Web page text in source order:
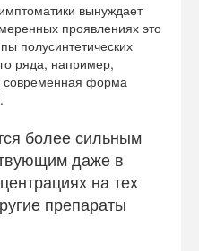
вынуждает
проявлениях это
полусинтетических
ряда, например,
современная форма
более сильным
даже в
на тех
препараты